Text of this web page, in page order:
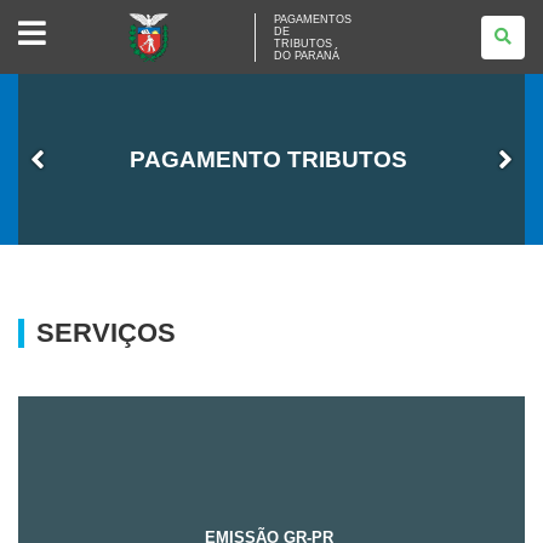
PAGAMENTOS
TRIBUTOS
DO
PAGAMENTOS
DE
TRIBUTOS
DO PARANÁ
PAGAMENTO TRIBUTOS
SERVIÇOS
EMISSÃO GR-PR